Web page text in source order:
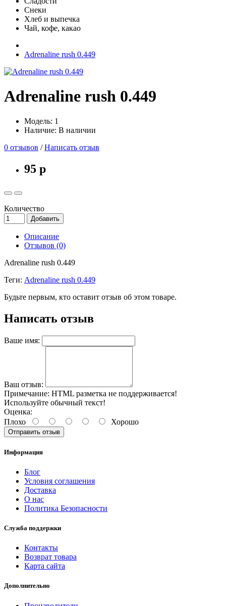
Снеки
Хлеб и выпечка
Чай, кофе, какао
Adrenaline rush 0.449
Adrenaline rush 0.449
Модель: 1
Наличие: В наличии
0 отзывов /Написать отзыв
95 р
Количество
Добавить
Описание
Отзывов (0)
Adrenaline rush 0.449
Теги: Adrenaline rush 0.449
Будьте первым, кто оставит отзыв об этом товаре.
Написать отзыв
Ваше имя:
Ваш отзыв:
Примечание: HTML разметка не поддерживается!
Используйте обычный текст!
Оценка:
Плохо
Хорошо
Отправить отзыв
Информация
Блог
Условия соглашения
Доставка
О нас
Политика Безопасности
Служба поддержки
Контакты
Возврат товара
Карта сайта
Дополнительно